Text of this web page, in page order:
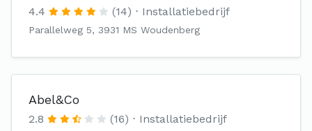
4.4 (14) Installatiebedrijf
Parallelweg 5, 3931 MS Woudenberg
Abel&Co
2.8 (16) Installatiebedrijf